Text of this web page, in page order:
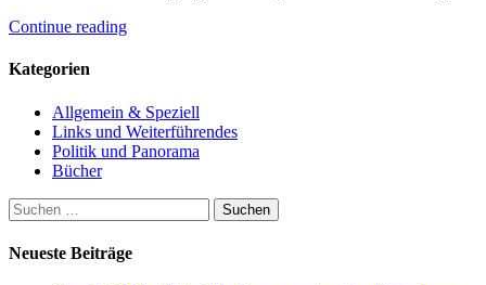
Continue reading
Kategorien
Allgemein & Speziell
Links und Weiterführendes
Politik und Panorama
Bücher
Suchen
nach:
Neueste Beiträge